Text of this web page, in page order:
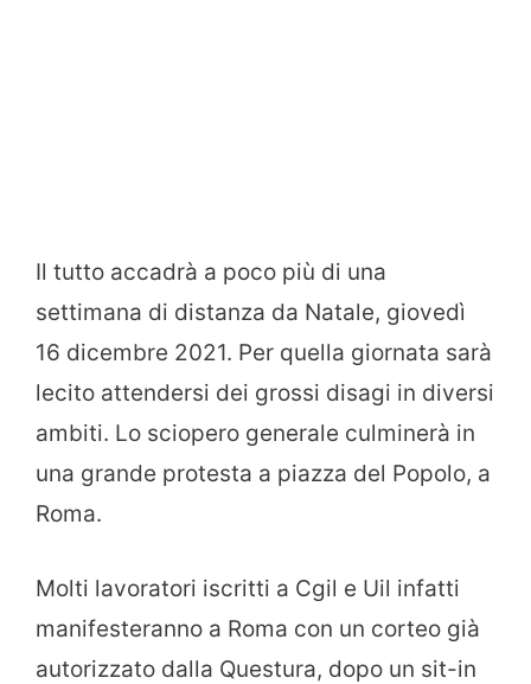
Il tutto accadrà a poco più di una
settimana di distanza da Natale, giovedì
16 dicembre 2021. Per quella giornata sarà
lecito attendersi dei grossi disagi in diversi
ambiti. Lo sciopero generale culminerà in
una grande protesta a piazza del Popolo, a
Roma.
Molti lavoratori iscritti a Cgil e Uil infatti
manifesteranno a Roma con un corteo già
autorizzato dalla Questura, dopo un sit-in